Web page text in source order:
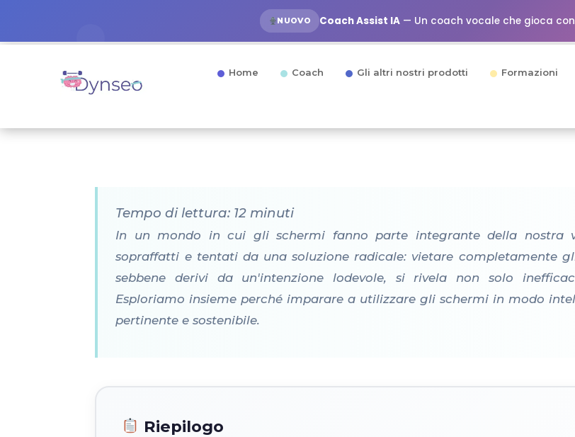
NUOVO Coach Assist IA — Un coach vocale che gioca
Home Coach Gli altri nostri prodotti Formazioni
Tempo di lettura: 12 minuti
In un mondo in cui gli schermi fanno parte integrante della nostra
sopraffatti e tentati da una soluzione radicale: vietare completamente
sebbene derivi da un'intenzione lodevole, si rivela non solo
Esploriamo insieme perché imparare a utilizzare gli schermi in modo
pertinente e sostenibile.
Riepilogo